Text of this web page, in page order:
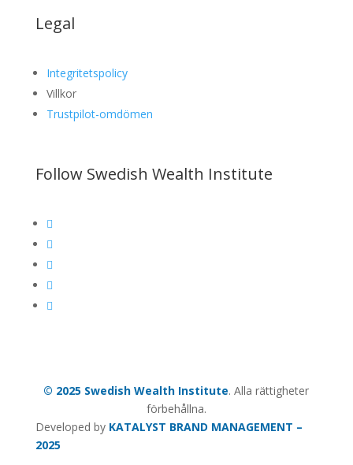
Legal
Integritetspolicy
Villkor
Trustpilot-omdömen
Follow Swedish Wealth Institute





© 2025 Swedish Wealth Institute. Alla rättigheter
förbehållna.
Developed by KATALYST BRAND MANAGEMENT –
2025